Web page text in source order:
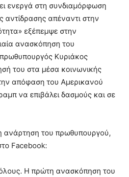
ενεργά στη συνδιαμόρφωση
αντίδρασης απέναντι στην
εξέπεμψε στην
ανασκόπηση του
Κυριάκος
του στα μέσα κοινωνικής
απόφαση του Αμερικανού
να επιβάλει δασμούς και σε
ανάρτηση του πρωθυπουργού,
Facebook:
Η πρώτη ανασκόπηση του